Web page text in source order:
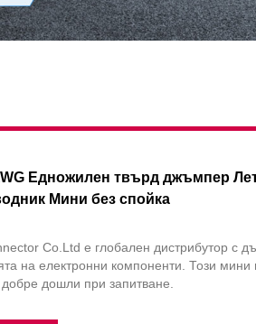
Едножилен твърд джъмпер
Мини без спойка
Co.Ltd е глобален дистрибутор с
на електронни компоненти. Този мини
дошли при запитване.